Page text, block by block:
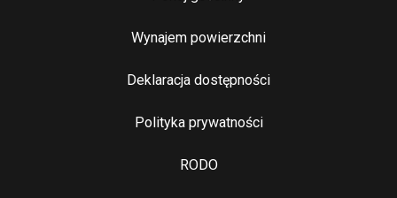
Wynajem powierzchni
Stopka 2
Deklaracja dostępności
Polityka prywatności
RODO